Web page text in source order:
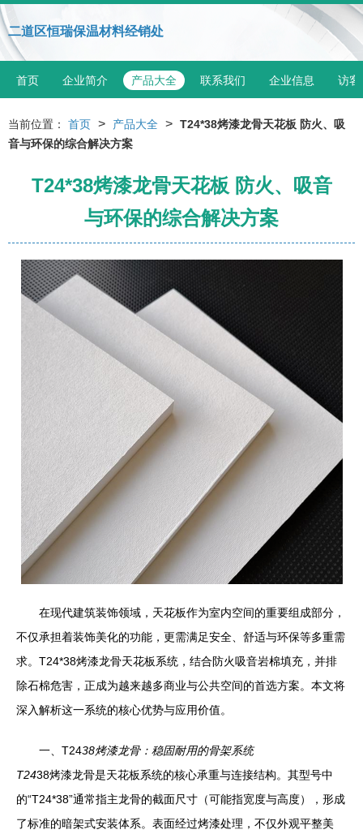
二道区恒瑞保温材料经销处
首页 企业简介 产品大全 联系我们 企业信息 访客
当前位置： 首页 > 产品大全 > T24*38烤漆龙骨天花板 防火、吸
音与环保的综合解决方案
T24*38烤漆龙骨天花板 防火、吸音
与环保的综合解决方案
在现代建筑装饰领域，天花板作为室内空间的重要组成部分，
不仅承担着装饰美化的功能，更需满足安全、舒适与环保等多重需
求。T24*38烤漆龙骨天花板系统，结合防火吸音岩棉填充，并排
除石棉危害，正成为越来越多商业与公共空间的首选方案。本文将
深入解析这一系统的核心优势与应用价值。
一、T2438烤漆龙骨：稳固耐用的骨架系统
T2438烤漆龙骨是天花板系统的核心承重与连接结构。其型号中
的“T24*38”通常指主龙骨的截面尺寸（可能指宽度与高度），形成
了标准的暗架式安装体系。表面经过烤漆处理，不仅外观平整美